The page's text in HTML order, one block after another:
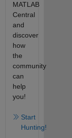
MATLAB
Central
and
discover
how
the
community
can
help
you!
Start
Hunting!